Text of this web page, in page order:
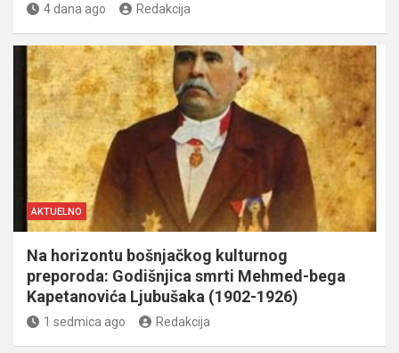
4 dana ago Redakcija
AKTUELNO
Na horizontu bošnjačkog kulturnog
preporoda: Godišnjica smrti Mehmed-bega
Kapetanovića Ljubušaka (1902-1926)
1 sedmica ago Redakcija